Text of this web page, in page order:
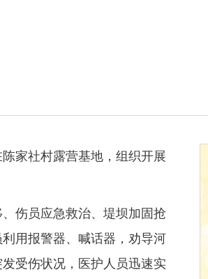
家社村露营基地，组织开展
伤员应急救治、堤坝加固抢
用报警器、喊话器，劝导河
受伤状况，医护人员迅速实